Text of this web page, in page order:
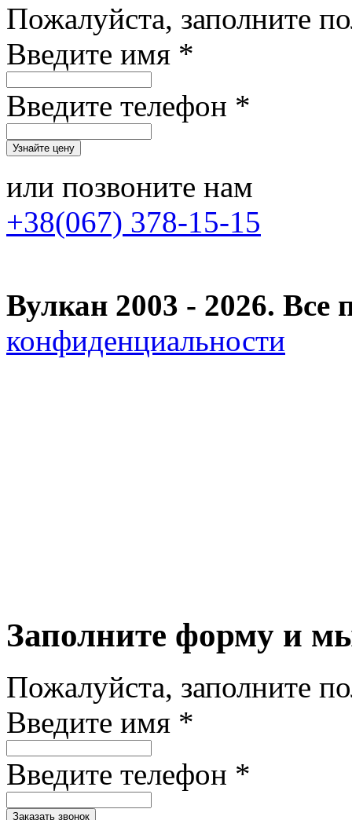
Пожалуйста, заполните
Введите имя *
Введите телефон *
или позвоните нам
+38(067) 378-15-15
Вулкан 2003 - 2026.
конфиденциальности
Заполните форму и
Пожалуйста, заполните
Введите имя *
Введите телефон *